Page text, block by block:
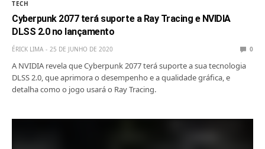
TECH
Cyberpunk 2077 terá suporte a Ray Tracing e NVIDIA
DLSS 2.0 no lançamento
ÉRICK LIMA 25 DE JUNHO DE 2020 0
A NVIDIA revela que Cyberpunk 2077 terá suporte a sua tecnologia
DLSS 2.0, que aprimora o desempenho e a qualidade gráfica, e
detalha como o jogo usará o Ray Tracing.